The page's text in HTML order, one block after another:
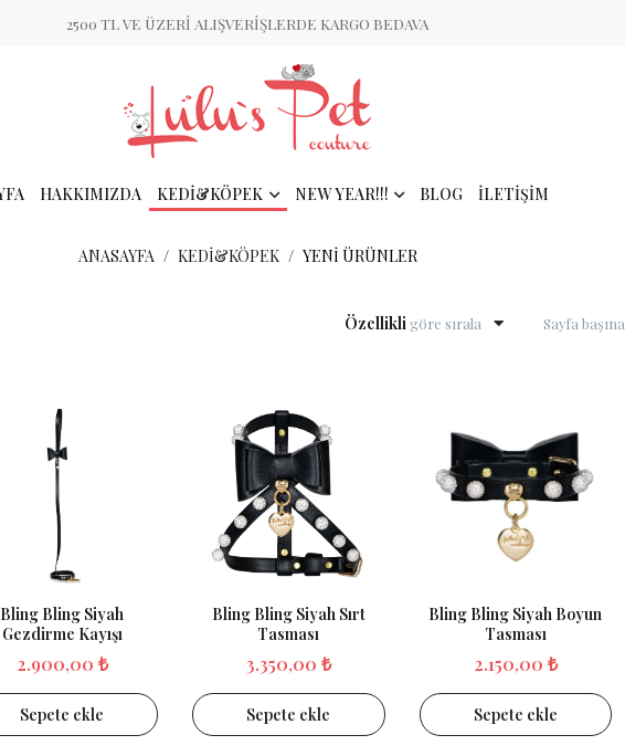
2500 TL VE ÜZERİ ALIŞVERİŞLERDE KARGO BEDAVA
HAKKIMIZDA KEDİ&KÖPEK NEW YEAR!!! BLOG İLETIŞIM
ANASAYFA KEDİ&KÖPEK YENI ÜRÜNLER
Özellikli göre sırala Sayfa başına
Bling Bling Siyah
Gezdirme Kayışı
2.900,00 ₺
Sepete ekle
Bling Bling Siyah Sırt
Tasması
3.350,00 ₺
Sepete ekle
Bling Bling Siyah Boyun
Tasması
2.150,00 ₺
Sepete ekle